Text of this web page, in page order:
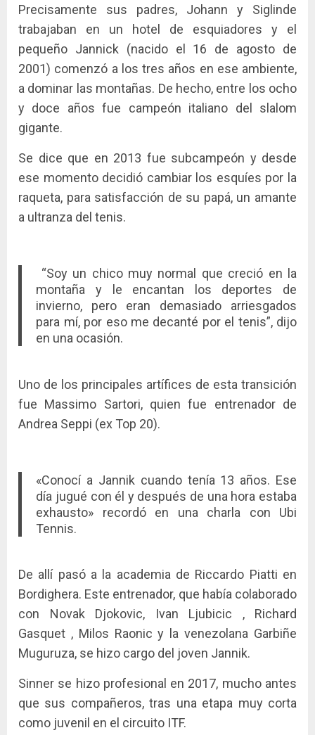
Precisamente sus padres, Johann y Siglinde
trabajaban en un hotel de esquiadores y el
pequeño Jannick (nacido el 16 de agosto de
2001) comenzó a los tres años en ese ambiente,
a dominar las montañas. De hecho, entre los ocho
y doce años fue campeón italiano del slalom
gigante.
Se dice que en 2013 fue subcampeón y desde
ese momento decidió cambiar los esquíes por la
raqueta, para satisfacción de su papá, un amante
a ultranza del tenis.
“Soy un chico muy normal que creció en la
montaña y le encantan los deportes de
invierno, pero eran demasiado arriesgados
para mí, por eso me decanté por el tenis”, dijo
en una ocasión.
Uno de los principales artífices de esta transición
fue Massimo Sartori, quien fue entrenador de
Andrea Seppi (ex Top 20).
«Conocí a Jannik cuando tenía 13 años. Ese
día jugué con él y después de una hora estaba
exhausto» recordó en una charla con Ubi
Tennis.
De allí pasó a la academia de Riccardo Piatti en
Bordighera. Este entrenador, que había colaborado
con Novak Djokovic, Ivan Ljubicic , Richard
Gasquet , Milos Raonic y la venezolana Garbiñe
Muguruza, se hizo cargo del joven Jannik.
Sinner se hizo profesional en 2017, mucho antes
que sus compañeros, tras una etapa muy corta
como juvenil en el circuito ITF.